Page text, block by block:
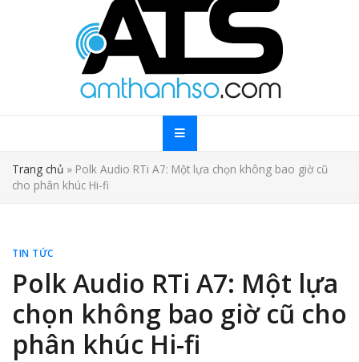
Trang chủ » Polk Audio RTi A7: Một lựa chọn không bao giờ cũ
cho phân khúc Hi-fi
TIN TỨC
Polk Audio RTi A7: Một lựa
chọn không bao giờ cũ cho
phân khúc Hi-fi